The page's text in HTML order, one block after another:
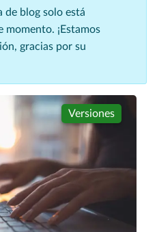
de blog solo está
momento. ¡Estamos
gracias por su
Versiones